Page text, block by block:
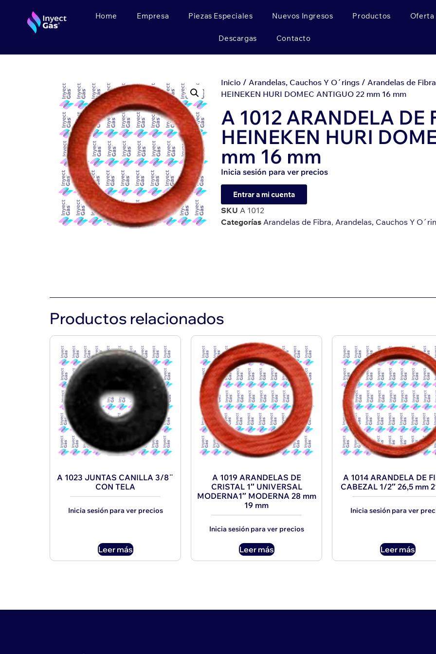
Home Empresa Piezas Especiales Nuevos Ingresos Productos Oferta
Descargas Contacto
Inicio / Arandelas, Cauchos Y O´rings / Arandelas de Fibra
HEINEKEN HURI DOMEC ANTIGUO 22 mm 16 mm
A 1012 ARANDELA DE
HEINEKEN HURI
mm 16 mm
Inicia sesión para ver precios
Entrar a mi cuenta
SKU A 1012
Categorías Arandelas de Fibra, Arandelas, Cauchos Y
Productos relacionados
A 1023 JUNTAS CANILLA 3/8¨
CON TELA
Inicia sesión para ver precios
Leer más
A 1019 ARANDELAS DE
CRISTAL 1″ UNIVERSAL
MODERNA1″ MODERNA 28 mm
19 mm
Inicia sesión para ver precios
Leer más
A 1014 ARANDELA DE
CABEZAL 1/2″ 26,5 mm
Inicia sesión para ver
Leer más